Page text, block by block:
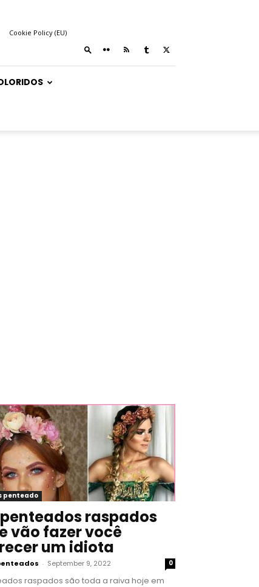
Cookie Policy (EU)
penteado
raspados
vão fazer você
um idiota
- September 9, 2022 0
raspados são toda a raiva hoje em